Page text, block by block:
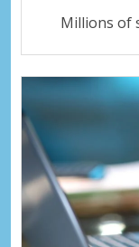
Millions of